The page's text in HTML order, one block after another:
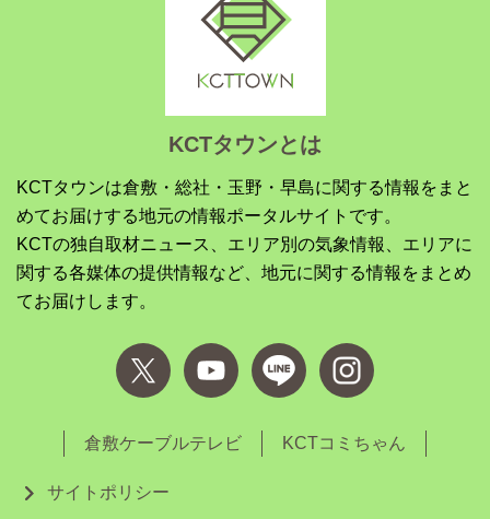
KCTタウンとは
KCTタウンは倉敷・総社・玉野・早島に関する情報をまと
めてお届けする地元の情報ポータルサイトです。
KCTの独自取材ニュース、エリア別の気象情報、エリアに
関する各媒体の提供情報など、地元に関する情報をまとめ
てお届けします。
倉敷ケーブルテレビ KCTコミちゃん
サイトポリシー